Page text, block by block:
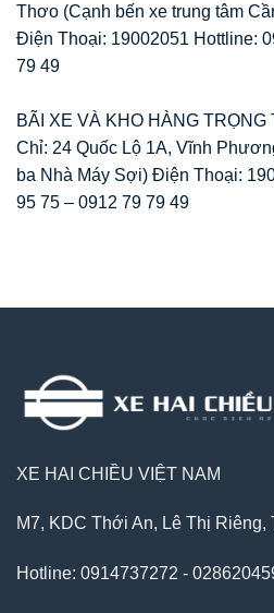
Thơo (Cạnh bến xe trung tâm
Điện Thoại: 19002051 Hottline:
79 49
BÃI XE VÀ KHO HÀNG
Chỉ: 24 Quốc Lộ 1A, Vĩnh
ba Nhà Máy Sợi) Điện Thoại:
95 75 – 0912 79 79 49
XE HAI CHIỀU VIỆT NAM
M7, KDC Thới An, Lê Thị Riêng,
Hotline: 0914737272 -